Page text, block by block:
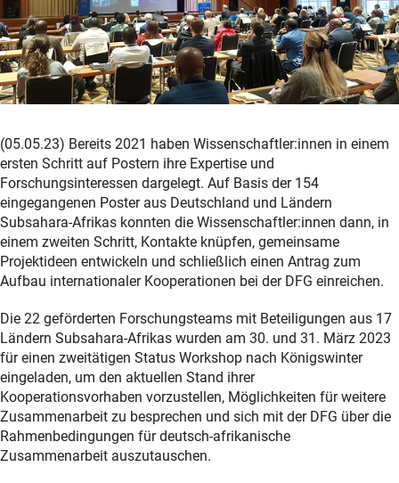
(05.05.23) Bereits 2021 haben Wissenschaftler:innen in einem
ersten Schritt auf Postern ihre Expertise und
Forschungsinteressen dargelegt. Auf Basis der 154
eingegangenen Poster aus Deutschland und Ländern
Subsahara-Afrikas konnten die Wissenschaftler:innen dann, in
einem zweiten Schritt, Kontakte knüpfen, gemeinsame
Projektideen entwickeln und schließlich einen Antrag zum
Aufbau internationaler Kooperationen bei der DFG einreichen.
Die 22 geförderten Forschungsteams mit Beteiligungen aus 17
Ländern Subsahara-Afrikas wurden am 30. und 31. März 2023
für einen zweitätigen Status Workshop nach Königswinter
eingeladen, um den aktuellen Stand ihrer
Kooperationsvorhaben vorzustellen, Möglichkeiten für weitere
Zusammenarbeit zu besprechen und sich mit der DFG über die
Rahmenbedingungen für deutsch-afrikanische
Zusammenarbeit auszutauschen.